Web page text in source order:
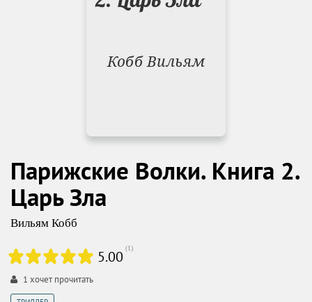
Парижские Волки. Книга 2.
Царь Зла
Вильям Кобб
5.00 (1)
1 хочет прочитать